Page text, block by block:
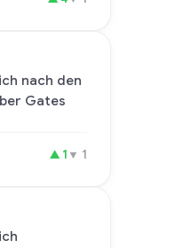
nach den
Gates
▲ 1 ▼ 1